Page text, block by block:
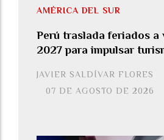
Perú traslada feriados a
2027 para impulsar
JAVIER SALDÍVAR FLORES
AMÉRICA DEL SUR
07 DE AGOSTO DE 2026